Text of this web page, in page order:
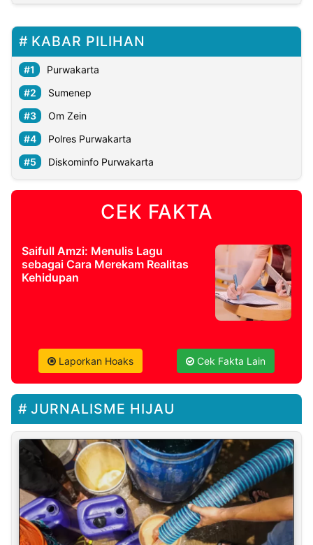
KABAR PILIHAN
Purwakarta
Sumenep
Om Zein
Polres Purwakarta
Diskominfo Purwakarta
CEK FAKTA
Saifull Amzi: Menulis Lagu
sebagai Cara Merekam Realitas
Kehidupan
Laporkan Hoaks Cek Fakta Lain
JURNALISME HIJAU